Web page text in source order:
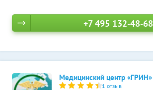
+7 495 132-48-68
Медицинский центр «ГРИН»
1 отзыв